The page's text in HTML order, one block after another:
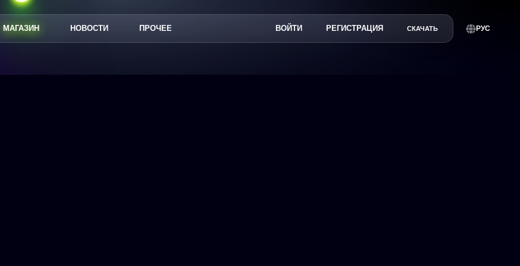
МАГАЗИН НОВОСТИ ПРОЧЕЕ ВОЙТИ РЕГИСТРАЦИЯ СКАЧАТЬ РУС